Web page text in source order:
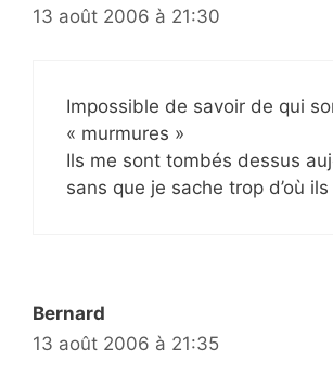
13 août 2006 à 21:30
Impossible de savoir de qui
« murmures »
Ils me sont tombés dessus
sans que je sache trop d’où
Bernard
13 août 2006 à 21:35